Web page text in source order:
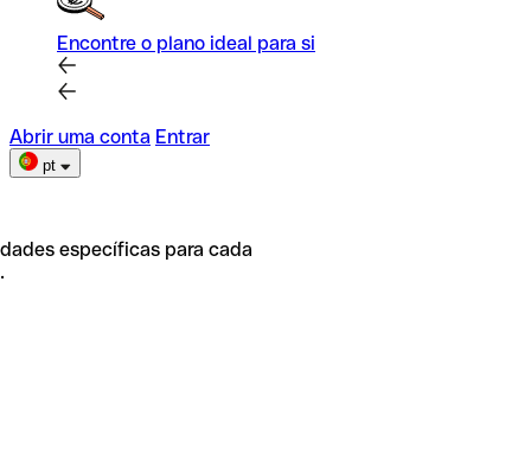
Encontre o plano ideal para si
Abrir uma conta Entrar
pt
específicas para cada